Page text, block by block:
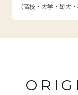
(高校・大学・短大